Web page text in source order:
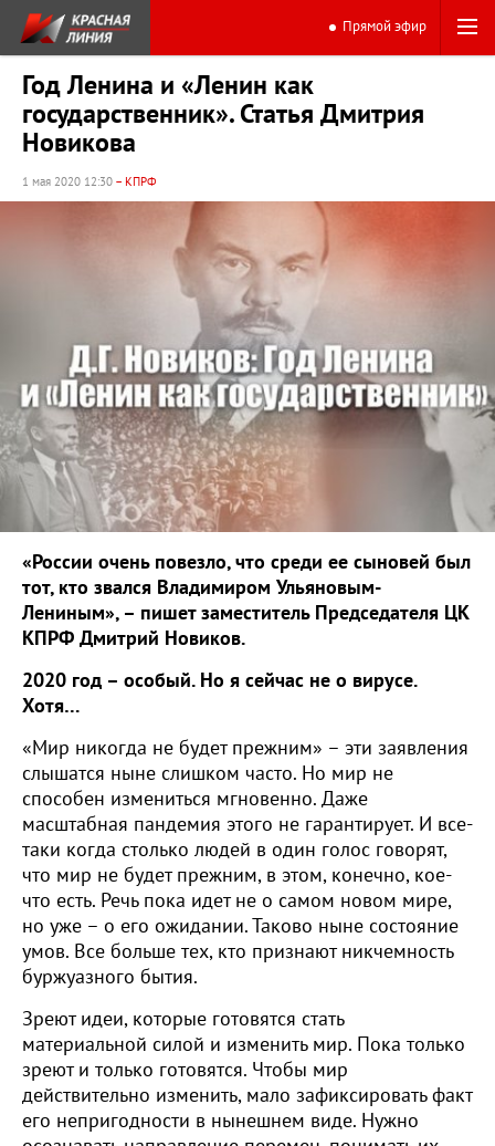
Прямой эфир
Год Ленина и «Ленин как
государственник». Статья Дмитрия
Новикова
1 мая 2020 12:30 – КПРФ
«России очень повезло, что среди ее сыновей был
тот, кто звался Владимиром Ульяновым-
Лениным», – пишет заместитель Председателя ЦК
КПРФ Дмитрий Новиков.
2020 год – особый. Но я сейчас не о вирусе.
Хотя…
«Мир никогда не будет прежним» – эти заявления
слышатся ныне слишком часто. Но мир не
способен измениться мгновенно. Даже
масштабная пандемия этого не гарантирует. И все-
таки когда столько людей в один голос говорят,
что мир не будет прежним, в этом, конечно, кое-
что есть. Речь пока идет не о самом новом мире,
но уже – о его ожидании. Таково ныне состояние
умов. Все больше тех, кто признают никчемность
буржуазного бытия.
Зреют идеи, которые готовятся стать
материальной силой и изменить мир. Пока только
зреют и только готовятся. Чтобы мир
действительно изменить, мало зафиксировать факт
его непригодности в нынешнем виде. Нужно